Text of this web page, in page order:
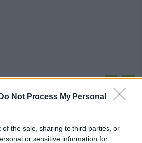
Do Not Process My Personal
of the sale, sharing to third parties, or
or sensitive information for
2026